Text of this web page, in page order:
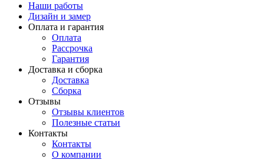
Наши работы
Дизайн и замер
Оплата и гарантия
Оплата
Рассрочка
Гарантия
Доставка и сборка
Доставка
Сборка
Отзывы
Отзывы клиентов
Полезные статьи
Контакты
Контакты
О компании